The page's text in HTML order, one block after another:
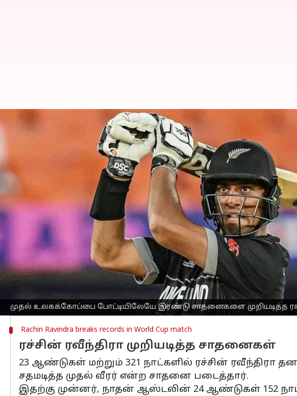
முதல் உலகக்கோப்பை போட்டியிலேயே இரண்டு சாதனைகளை முறியடித்த
முதல் உலகக்கோப்பை
ரவீந்திரா
Oct 05, 2023 09:43 pm
வியாழக்கிழமை (அக்டோபர் 5) அகமதாபாத்தில் நடந்த
நியூசிலாந்து இளம் வீரர் ரச்சின் ரவீந்திரா தனது
முன்னதாக, முதலில் பேட்டிங் செய்தஇங்கிலாந்து
நிர்ணயித்தது.
இந்த இலக்கை எதிர்கொண்ட நியூசிலாந்து
வெளியேறினாலும், மற்றொரு தொடக்க ஆட்டக்காரர்
மேலும் இருவரும் சதமடித்தனர். ரவீந்திராவுக்கு
Rachin Ravindra breaks records in World Cup match
ரச்சின் ரவீந்திரா முறியடித்த சாதனைகள்
23 ஆண்டுகள் மற்றும் 321 நாட்களில் ரச்சின் ரவீந்திரா
சதமடித்த முதல் வீரர் என்ற சாதனை படைத்தார்.
இதற்கு முன்னர், நாதன் ஆஸ்டலின் 24 ஆண்டுகள் 152